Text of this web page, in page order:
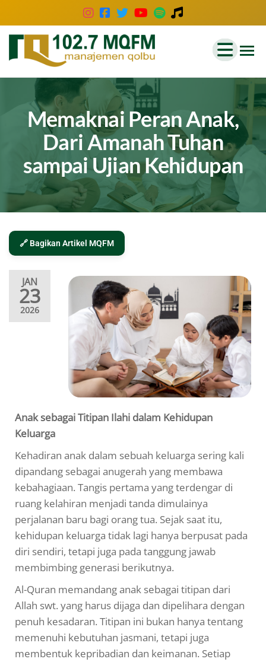
MQFM
–
Inspirasi
Keluarga
Indonesia
Indonesia
Memaknai Peran Anak,
Dari Amanah Tuhan
sampai Ujian Kehidupan
🔗 Bagikan Artikel MQFM
JAN
23
2026
Anak sebagai Titipan Ilahi dalam Kehidupan
Keluarga
Kehadiran anak dalam sebuah keluarga sering kali
dipandang sebagai anugerah yang membawa
kebahagiaan. Tangis pertama yang terdengar di
ruang kelahiran menjadi tanda dimulainya
perjalanan baru bagi orang tua. Sejak saat itu,
kehidupan keluarga tidak lagi hanya berpusat pada
diri sendiri, tetapi juga pada tanggung jawab
membimbing generasi berikutnya.
Al-Quran memandang anak sebagai titipan dari
Allah swt. yang harus dijaga dan dipelihara dengan
penuh kesadaran. Titipan ini bukan hanya tentang
memenuhi kebutuhan jasmani, tetapi juga
membentuk kepribadian dan keimanan. Setiap